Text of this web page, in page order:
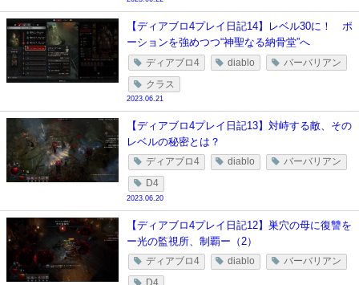
【ディアブロ4プレイ日記14】レベル30に！ ポ
ーションを強めつつ“神聖なる納骨堂”へ
ディアブロ4 diablo バーバリアン
クラス
2023.06.21
【ディアブロ4プレイ日記13】対峙する敵、その
レベルの秘密とは？
ディアブロ4 diablo バーバリアン
D4
2023.06.20
【ディアブロ4プレイ日記12】巣穴の母に復讐を
ー光の監視所、制覇ー（2）
ディアブロ4 diablo バーバリアン
D4